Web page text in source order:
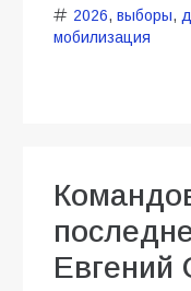
2026, выборы,
мобилизация
Евгений